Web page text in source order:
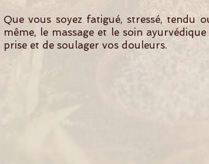
Que vous soyez fatigué, stressé, tendu
même, le massage et le soin
prise et de soulager vos douleurs.